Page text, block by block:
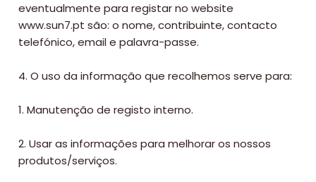
Paradisíacas
Swimwear
Água
&
Bronzeado
eventualmente para registar no website
www.sun7.pt são: o nome, contribuinte, contacto
telefónico, email e palavra-passe.
4. O uso da informação que recolhemos serve para:
1. Manutenção de registo interno.
2. Usar as informações para melhorar os nossos
produtos/serviços.